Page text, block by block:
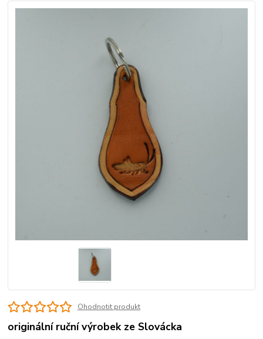
Ohodnotit produkt
originální ruční výrobek ze Slovácka